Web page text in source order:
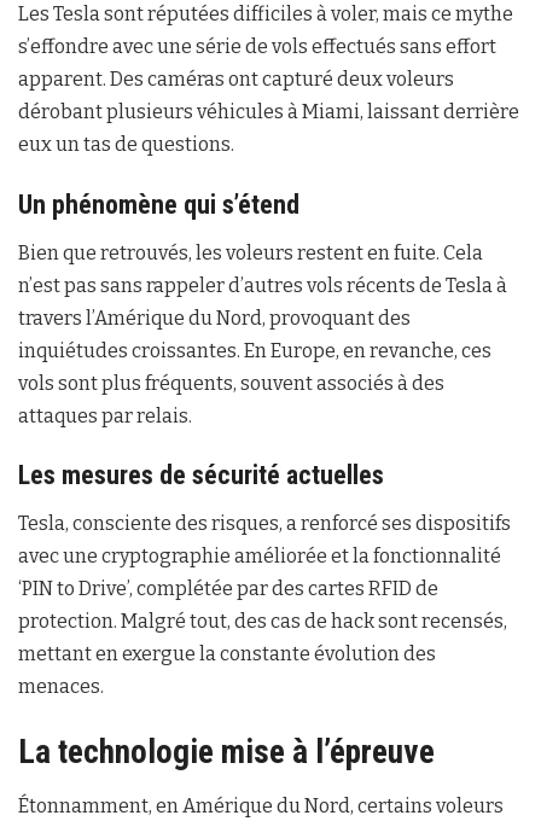
Les Tesla sont réputées difficiles à voler, mais ce mythe
s’effondre avec une série de vols effectués sans effort
apparent. Des caméras ont capturé deux voleurs
dérobant plusieurs véhicules à Miami, laissant derrière
eux un tas de questions.
Un phénomène qui s’étend
Bien que retrouvés, les voleurs restent en fuite. Cela
n’est pas sans rappeler d’autres vols récents de Tesla à
travers l’Amérique du Nord, provoquant des
inquiétudes croissantes. En Europe, en revanche, ces
vols sont plus fréquents, souvent associés à des
attaques par relais.
Les mesures de sécurité actuelles
Tesla, consciente des risques, a renforcé ses dispositifs
avec une cryptographie améliorée et la fonctionnalité
‘PIN to Drive’, complétée par des cartes RFID de
protection. Malgré tout, des cas de hack sont recensés,
mettant en exergue la constante évolution des
menaces.
La technologie mise à l’épreuve
Étonnamment, en Amérique du Nord, certains voleurs